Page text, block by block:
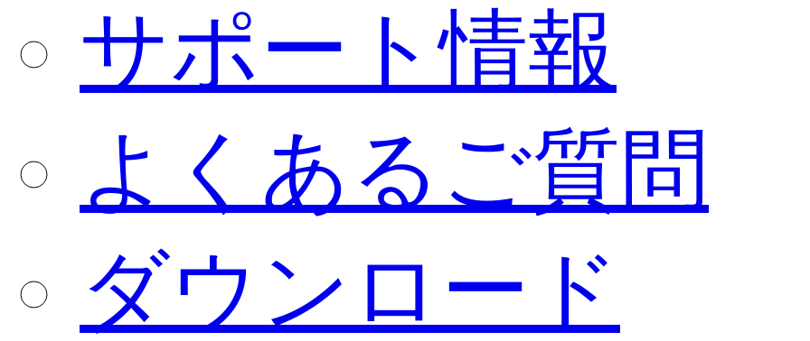
サポート情報
よくあるご質問
ダウンロード